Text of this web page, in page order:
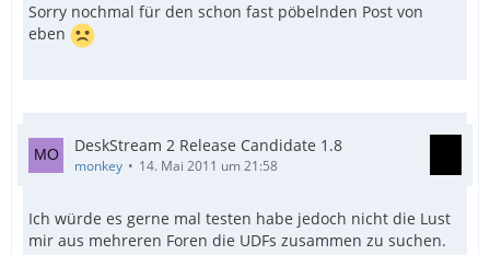
Sorry nochmal für den schon fast pöbelnden Post von
eben
DeskStream 2 Release Candidate 1.8
monkey 14. Mai 2011 um 21:58
Ich würde es gerne mal testen habe jedoch nicht die Lust
mir aus mehreren Foren die UDFs zusammen zu suchen.